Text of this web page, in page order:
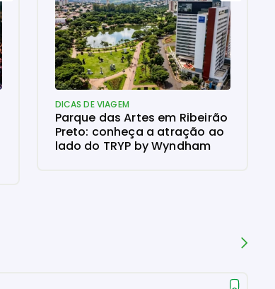
DICAS DE VIAGEM
Parque das Artes em Ribeirão
Preto: conheça a atração ao
lado do TRYP by Wyndham